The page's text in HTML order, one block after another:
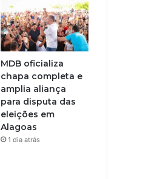
MDB oficializa
chapa completa e
amplia aliança
para disputa das
eleições em
Alagoas
1 dia atrás